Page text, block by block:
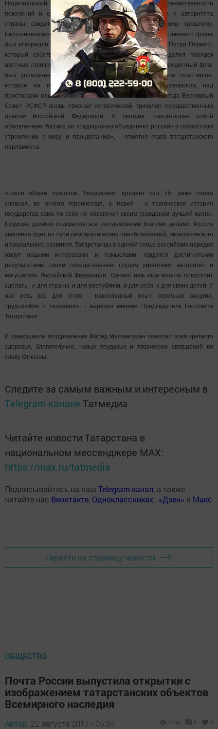
Национальный флаг - это символ государственности, преемственности
поколений и единства народа, воплощение престижа и авторитета
страны, свидетельство уважения к своему историческому прошлому.
Бело-сине-красный стяг в качестве российского государственного флага
был утвержден 20 января 1705 года указом императора Петра Первого,
который собственноручно начертал образец и определил порядок
цветных горизонтальных полос. В апреле 1918 года трехцветный флаг
был упразднен и заменен на революционное красное полотнище,
которое на протяжении последующих 70 лет развевалось над
просторами нашей необъятной страны. В августе 1991 года Верховный
Совет РСФСР вновь признал исторический триколор государственным
флагом Российской Федерации. И сегодня, олицетворяя собой
обновленную Россию, он традиционно объединяет россиян в совместном
стремлении к миру и процветанию», - отметил глава татарстанского
парламента.
«Наше общее прошлое, безусловно, придает сил. Но даже самая
славная, во многом героическая, а порой - и трагическая история
государства сама по себе не обеспечит своим гражданам лучшей жизни.
Будущее должно подкрепляться сегодняшними благими делами. Россия
уверенно идет по пути демократических преобразований, экономического
и социального развития. Татарстанцы в единой семье российских народов
живут общими интересами и помыслами, гордятся достигнутыми
результатами, своим созидательным трудом укрепляют авторитет и
могущество Российской Федерации. Однако нам еще многое предстоит
сделать - и для страны, и для республики, и для себя, и для своих детей. У
нас есть все для этого - накопленный опыт, огромная энергия,
трудолюбие и терпение», - выразил мнение Председатель Госсовета
Татарстана.
В завершение поздравления Фарид Мухаметшин пожелал всем крепкого
здоровья, благополучия, новых трудовых и творческих свершений во
славу Отчизны.
Следите за самым важным и интересным в
Telegram-канале Татмедиа
Читайте новости Татарстана в
национальном мессенджере MАХ:
https://max.ru/tatmedia
Подписывайтесь на наш Telegram-канал, а также
читайте нас Вконтакте, Одноклассниках, «Дзен» и Макс
Перейти на страницу новости
ОБЩЕСТВО
Почта России выпустила открытки с
изображением татарстанских объектов
Всемирного наследия
Автор, 22 августа 2017 - 05:34 1104 0 0